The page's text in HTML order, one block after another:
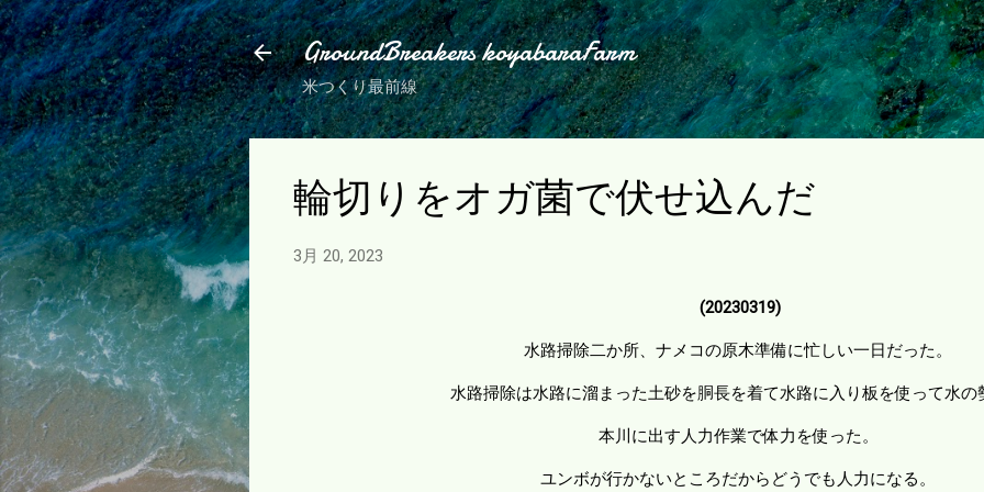
スキップしてメイン コンテンツに移動
GroundBreakers koyabaraFarm
米つくり最前線
輪切りをオガ菌で伏せ込んだ
3月 20, 2023
(20230319)
水路掃除二か所、ナメコの原木準備に忙しい一日だった。
水路掃除は水路に溜まった土砂を胴長を着て水路に入り板を使って水の
本川に出す人力作業で体力を使った。
ユンボが行かないところだからどうでも人力になる。